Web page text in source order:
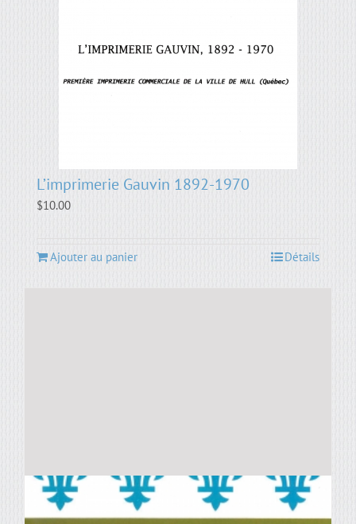
L’imprimerie Gauvin 1892-1970
$10.00
Ajouter au panier Détails